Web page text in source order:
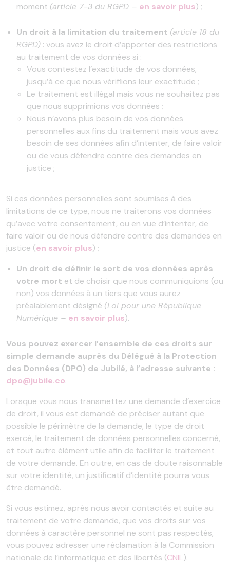
moment (article 7-3 du RGPD – en savoir plus) ;
Un droit à la limitation du traitement (article 18 du
RGPD) : vous avez le droit d’apporter des restrictions
au traitement de vos données si :
Vous contestez l’exactitude de vos données,
jusqu’à ce que nous vérifiions leur exactitude ;
Le traitement est illégal mais vous ne souhaitez pas
que nous supprimions vos données ;
Nous n’avons plus besoin de vos données
personnelles aux fins du traitement mais vous avez
besoin de ses données afin d’intenter, de faire valoir
ou de vous défendre contre des demandes en
justice ;
Si ces données personnelles sont soumises à des
limitations de ce type, nous ne traiterons vos données
qu’avec votre consentement, ou en vue d’intenter, de
faire valoir ou de nous défendre contre des demandes en
justice (en savoir plus) ;
Un droit de définir le sort de vos données après
votre mort et de choisir que nous communiquions (ou
non) vos données à un tiers que vous aurez
préalablement désigné (Loi pour une République
Numérique – en savoir plus).
Vous pouvez exercer l’ensemble de ces droits sur
simple demande auprès du Délégué à la Protection
des Données (DPO) de Jubilé, à l’adresse suivante :
dpo@jubile.co.
Lorsque vous nous transmettez une demande d’exercice
de droit, il vous est demandé de préciser autant que
possible le périmètre de la demande, le type de droit
exercé, le traitement de données personnelles concerné,
et tout autre élément utile afin de faciliter le traitement
de votre demande. En outre, en cas de doute raisonnable
sur votre identité, un justificatif d’identité pourra vous
être demandé.
Si vous estimez, après nous avoir contactés et suite au
traitement de votre demande, que vos droits sur vos
données à caractère personnel ne sont pas respectés,
vous pouvez adresser une réclamation à la Commission
nationale de l’informatique et des libertés (CNIL).